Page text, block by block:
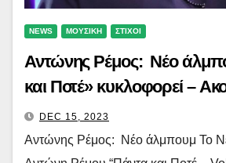
NEWS ΜΟΥΣΙΚΗ ΣΤΙΧΟΙ
Αντώνης Ρέμος: Νέο
και Ποτέ» κυκλοφορεί –
DEC 15, 2023
Αντώνης Ρέμος: Νέο άλμπουμ Το